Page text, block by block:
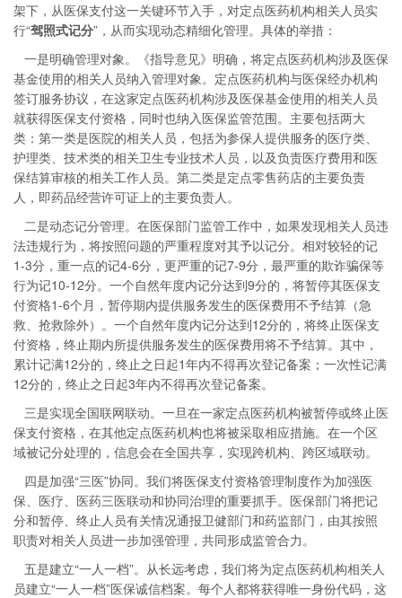
架下，从医保支付这一关键环节入手，对定点医药机构相关人员实
行“驾照式记分”，从而实现动态精细化管理。具体的举措：
一是明确管理对象。《指导意见》明确，将定点医药机构涉及医保
基金使用的相关人员纳入管理对象。定点医药机构与医保经办机构
签订服务协议，在这家定点医药机构涉及医保基金使用的相关人员
就获得医保支付资格，同时也纳入医保监管范围。主要包括两大
类：第一类是医院的相关人员，包括为参保人提供服务的医疗类、
护理类、技术类的相关卫生专业技术人员，以及负责医疗费用和医
保结算审核的相关工作人员。第二类是定点零售药店的主要负责
人，即药品经营许可证上的主要负责人。
二是动态记分管理。在医保部门监管工作中，如果发现相关人员违
法违规行为，将按照问题的严重程度对其予以记分。相对较轻的记
1-3分，重一点的记4-6分，更严重的记7-9分，最严重的欺诈骗保等
行为记10-12分。一个自然年度内记分达到9分的，将暂停其医保支
付资格1-6个月，暂停期内提供服务发生的医保费用不予结算（急
救、抢救除外）。一个自然年度内记分达到12分的，将终止医保支
付资格，终止期内所提供服务发生的医保费用将不予结算。其中，
累计记满12分的，终止之日起1年内不得再次登记备案；一次性记满
12分的，终止之日起3年内不得再次登记备案。
三是实现全国联网联动。一旦在一家定点医药机构被暂停或终止医
保支付资格，在其他定点医药机构也将被采取相应措施。在一个区
域被记分处理的，信息会在全国共享，实现跨机构、跨区域联动。
四是加强“三医”协同。我们将医保支付资格管理制度作为加强医
保、医疗、医药三医联动和协同治理的重要抓手。医保部门将把记
分和暂停、终止人员有关情况通报卫健部门和药监部门，由其按照
职责对相关人员进一步加强管理，共同形成监管合力。
五是建立“一人一档”。从长远考虑，我们将为定点医药机构相关人
员建立“一人一档”医保诚信档案。每个人都将获得唯一身份代码，这